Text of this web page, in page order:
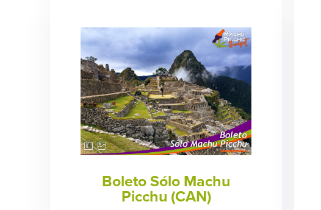
Boleto Sólo Machu
Picchu (CAN)